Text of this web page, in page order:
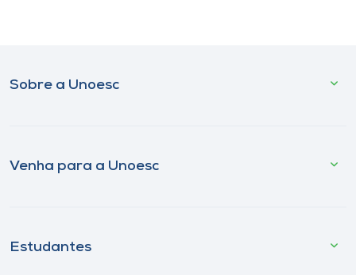
Sobre a Unoesc
Venha para a Unoesc
Estudantes